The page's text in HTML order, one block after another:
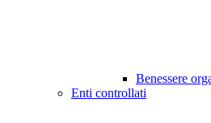
Benessere
Enti controllati